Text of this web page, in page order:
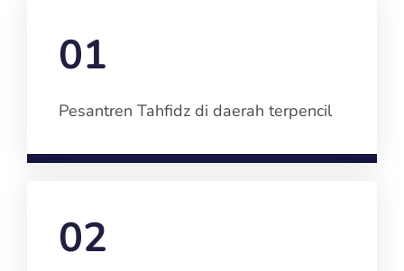
01
Pesantren Tahfidz di daerah terpencil
02